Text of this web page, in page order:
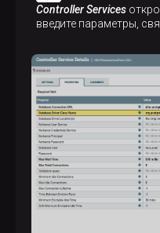
Controller Services
введите параметры,